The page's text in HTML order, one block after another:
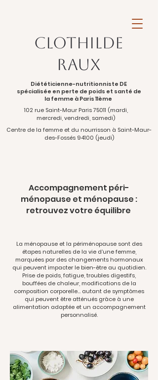
Clothilde
Raux
Diététicienne-nutritionniste DE
spécialisée en perte de poids et santé de
la femme à Paris 11ème
102 rue Saint-Maur Paris 75011 (mardi,
mercredi, vendredi, samedi)
Centre de la femme et du nourrisson à Saint-Maur-
des-Fossés 94100 (jeudi)
Accompagnement péri-
ménopause et ménopause :
retrouvez votre équilibre
La ménopause et la périménopause sont des
étapes naturelles de la vie d’une femme,
marquées par des changements hormonaux
qui peuvent impacter le bien-être au quotidien.
Prise de poids, fatigue, troubles digestifs,
bouffées de chaleur, modifications de la
composition corporelle… autant de symptômes
qui peuvent être atténués grâce à une
alimentation adaptée et un accompagnement
personnalisé.